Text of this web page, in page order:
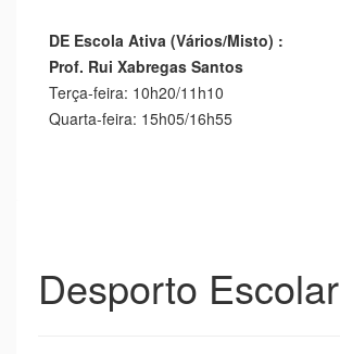
DE Escola Ativa (Vários/Misto) :
Prof. Rui Xabregas Santos
Terça-feira: 10h20/11h10
Quarta-feira: 15h05/16h55
Desporto Escolar